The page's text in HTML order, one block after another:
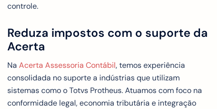
controle.
Reduza impostos com o suporte da
Acerta
Na Acerta Assessoria Contábil, temos experiência
consolidada no suporte a indústrias que utilizam
sistemas como o Totvs Protheus. Atuamos com foco na
conformidade legal, economia tributária e integração